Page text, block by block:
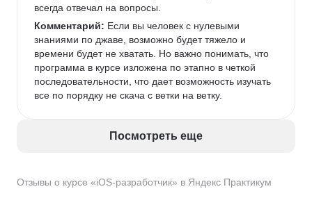
Отзывы о курсе «iOS-разработчик» в Яндекс Практикум
всегда отвечал на вопросы.
Комментарий: Если вы человек с нулевыми
знаниями по джаве, возможно будет тяжело и
времени будет не хватать. Но важно понимать, что
программа в курсе изложена по этапно в четкой
последовательности, что дает возможность изучать
все по порядку не скача с ветки на ветку.
Посмотреть еще